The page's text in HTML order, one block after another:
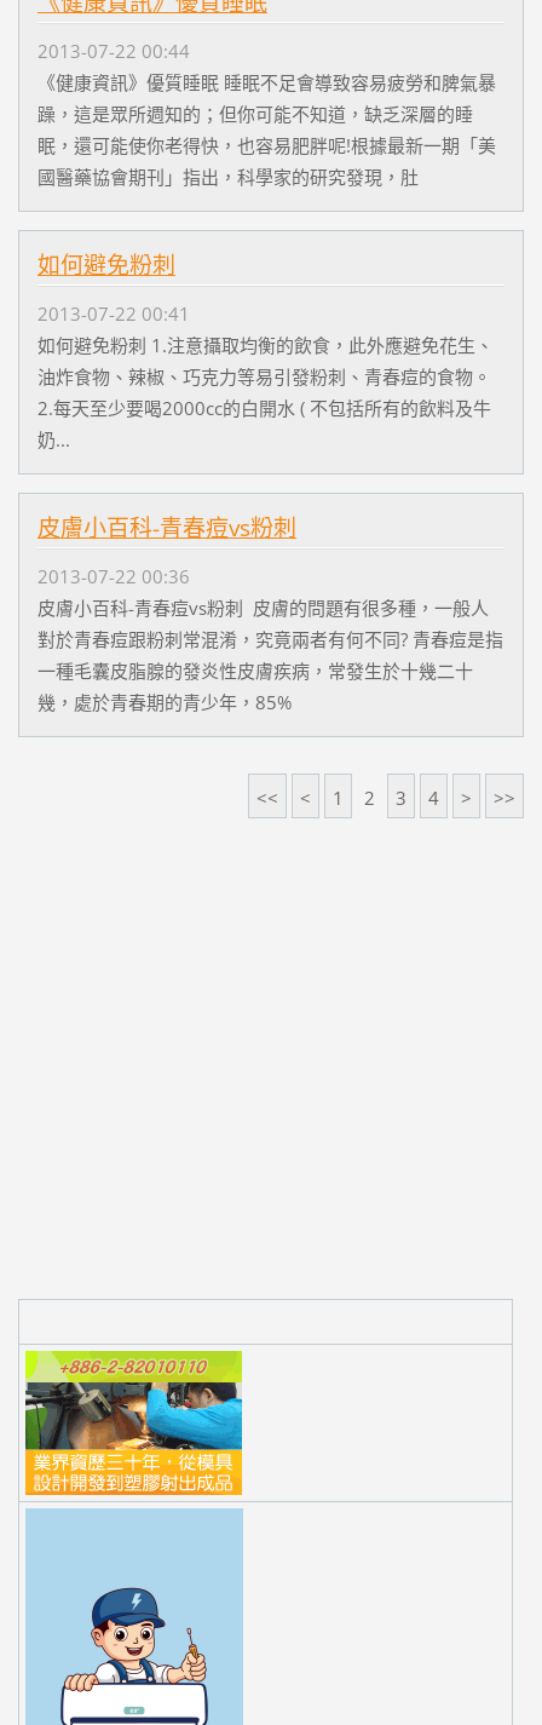
2013-07-22 00:44
《健康資訊》優質睡眠 睡眠不足會導致容易疲勞和脾氣暴
躁，這是眾所週知的；但你可能不知道，缺乏深層的睡
眠，還可能使你老得快，也容易肥胖呢!根據最新一期「美
國醫藥協會期刊」指出，科學家的研究發現，肚
如何避免粉刺
2013-07-22 00:41
如何避免粉刺 1.注意攝取均衡的飲食，此外應避免花生、
油炸食物、辣椒、巧克力等易引發粉刺、青春痘的食物。
2.每天至少要喝2000cc的白開水 ( 不包括所有的飲料及牛
奶...
皮膚小百科-青春痘vs粉刺
2013-07-22 00:36
皮膚小百科-青春痘vs粉刺 皮膚的問題有很多種，一般人
對於青春痘跟粉刺常混淆，究竟兩者有何不同? 青春痘是指
一種毛囊皮脂腺的發炎性皮膚疾病，常發生於十幾二十
幾，處於青春期的青少年，85%
<< < 1 2 3 4 > >>